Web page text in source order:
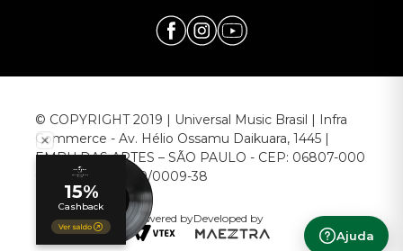
Ajuda
© COPYRIGHT 2019 | Universal Music Brasil | Infra
Commerce - Av. Hélio Ossamu Daikuara, 1445 |
EMBU DAS ARTES – SÃO PAULO - CEP: 06807-000
CNPJ: 00.952.789/0009-38
Powered byDeveloped by